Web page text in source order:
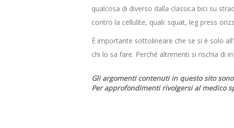
qualcosa di diverso dalla classica bici su
contro la cellulite, quali: squat, leg press
È importante sottolineare che se si è solo
chi lo sa fare. Perché altrimenti si rischia di
Gli argomenti contenuti in questo sito
Per approfondimenti rivolgersi al medico